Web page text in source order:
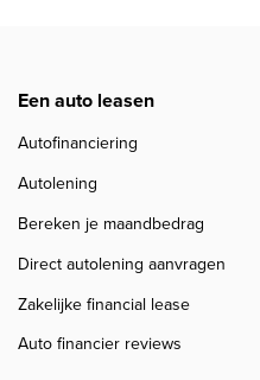
Een auto leasen
Autofinanciering
Autolening
Bereken je maandbedrag
Direct autolening aanvragen
Zakelijke financial lease
Auto financier reviews